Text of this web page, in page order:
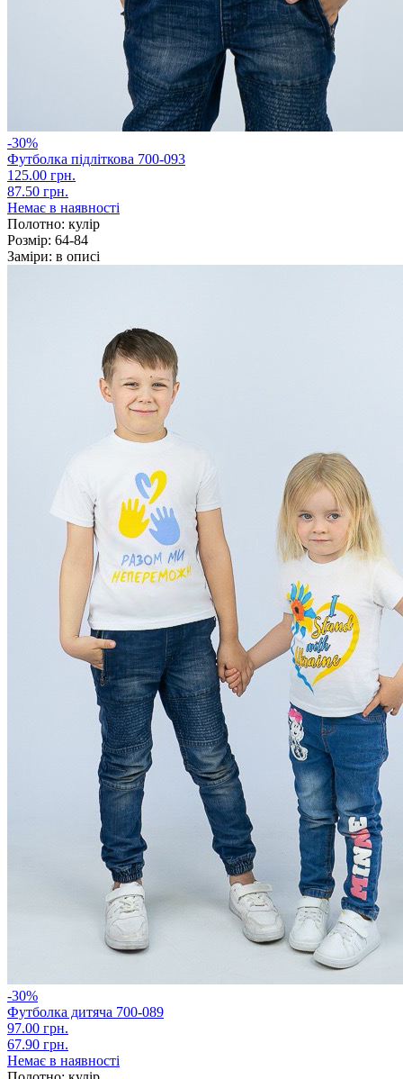
-30%
Футболка підліткова 700-093
125.00 грн.
87.50 грн.
Немає в наявності
Полотно: кулір
Розмір: 64-84
Заміри: в описі
-30%
Футболка дитяча 700-089
97.00 грн.
67.90 грн.
Немає в наявності